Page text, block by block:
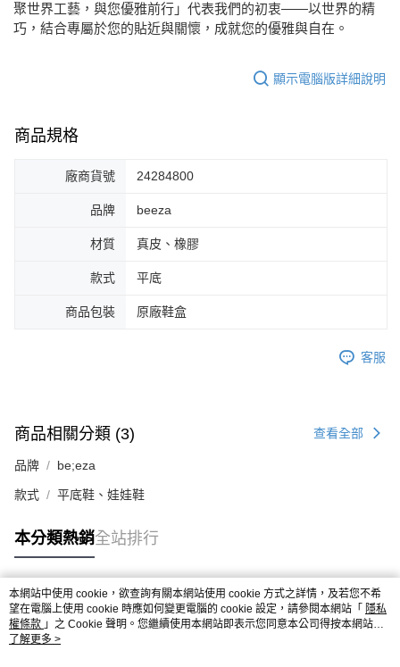
付款後門市自取
每筆NT$80，滿NT$2,000(含以上)免運費
聚世界工藝，與您優雅前行」代表我們的初衷——以世界的精
巧，結合專屬於您的貼近與關懷，成就您的優雅與自在。
顯示電腦版詳細說明
商品規格
廠商貨號 24284800
品牌 beeza
材質 真皮、橡膠
款式 平底
商品包裝 原廠鞋盒
客服
商品相關分類 (3) 查看全部
品牌 be;eza
款式 平底鞋、娃娃鞋
本分類熱銷全站排行
熱門標籤
本網站中使用 cookie，欲查詢有關本網站使用 cookie 方式之詳情，及若您不希
望在電腦上使用 cookie 時應如何變更電腦的 cookie 設定，請參閱本網站「 隱私
權條款 」之 Cookie 聲明。您繼續使用本網站即表示您同意本公司得按本網站使
用條款之 Cookie 聲明使用 cookie。
了解更多 >